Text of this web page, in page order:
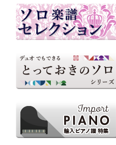
参考音源（外部リンク）